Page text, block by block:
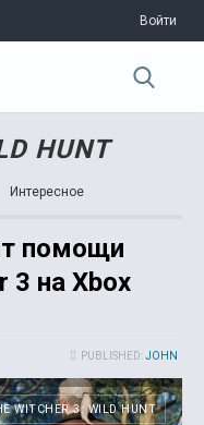
Войти
HUNT
Интересное
помощи
3 на Xbox
PUBLISHED:JOHN
WITCHER 3: WILD HUNT